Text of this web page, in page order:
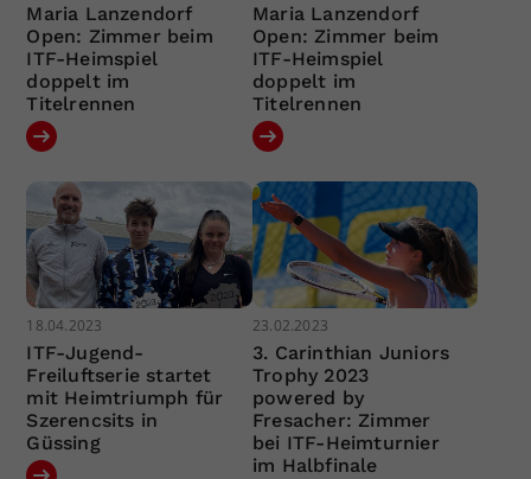
Maria Lanzendorf
Open: Zimmer beim
ITF-Heimspiel
doppelt im
Titelrennen
Maria Lanzendorf
Open: Zimmer beim
ITF-Heimspiel
doppelt im
Titelrennen
18.04.2023
ITF-Jugend-
Freiluftserie startet
mit Heimtriumph für
Szerencsits in
Güssing
23.02.2023
3. Carinthian Juniors
Trophy 2023
powered by
Fresacher: Zimmer
bei ITF-Heimturnier
im Halbfinale